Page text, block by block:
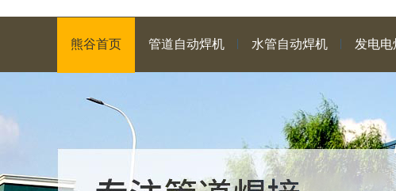
熊谷首页 管道自动焊机 水管自动焊机 发电电